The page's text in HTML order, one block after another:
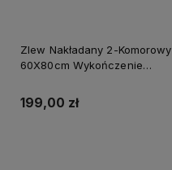
Zlew Nakładany 2-Komorowy
60X80cm Wykończenie
199,00 zł